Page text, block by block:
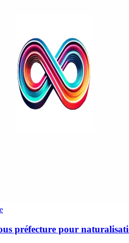
préfecture pour